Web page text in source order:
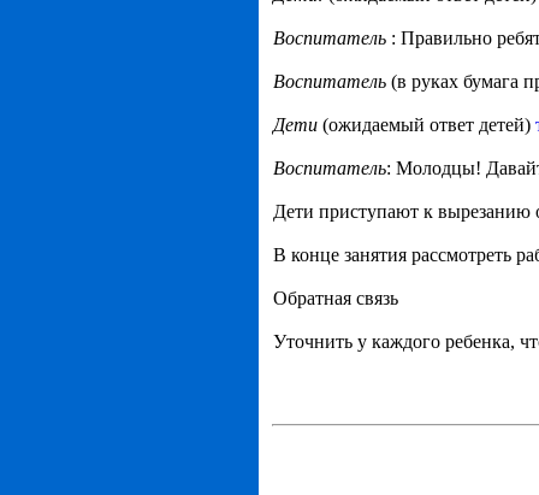
Воспитатель : Правильно
Воспитатель (в руках бумага
Дети (ожидаемый ответ детей)
Воспитатель: Молодцы!
Дети приступают к
В конце занятия рассмотреть
Обратная связь
Уточнить у каждого ребенка,